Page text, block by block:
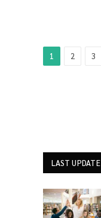
1 2 3
LAST UPDATE